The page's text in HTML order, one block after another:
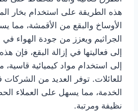
هذه الطريقة على استخدام بخار
الأوساخ والبقع من الأقمشة، مما
الجراثيم ويعزز من جودة الهواء في
إلى فعاليتها في إزالة البقع، فإن
إلى استخدام مواد كيميائية قاسية،
للعائلات. توفر العديد من
الخدمة، مما يسهل على العملاء
نظيفة ومرتبة.